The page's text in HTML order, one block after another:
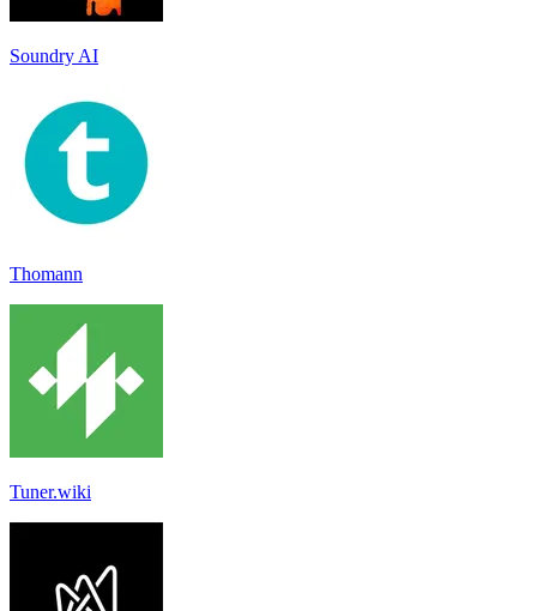
Soundry AI
Thomann
Tuner.wiki